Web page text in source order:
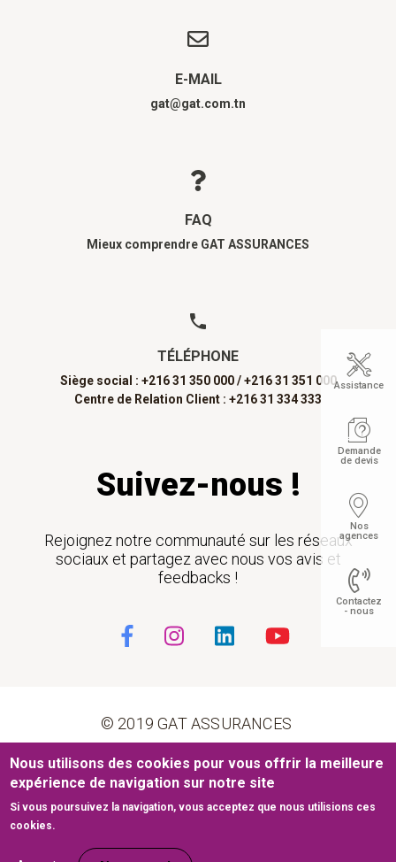
E-MAIL
gat@gat.com.tn
FAQ
Mieux comprendre GAT ASSURANCES
TÉLÉPHONE
Siège social : +216 31 350 000 / +216 31 351 000
Centre de Relation Client : +216 31 334 333
Suivez-nous !
Rejoignez notre communauté sur les réseaux
sociaux et partagez avec nous vos avis et
feedbacks !
© 2019 GAT ASSURANCES
Pied de page
Conditions générales d’utilisation
Mentions légales Plan du site
Site web développé par
Assistance
Demande
de devis
Nos
agences
Contactez
- nous
Nous utilisons des cookies pour vous offrir la meilleure
expérience de navigation sur notre site
Si vous poursuivez la navigation, vous acceptez que nous utilisions ces
cookies.